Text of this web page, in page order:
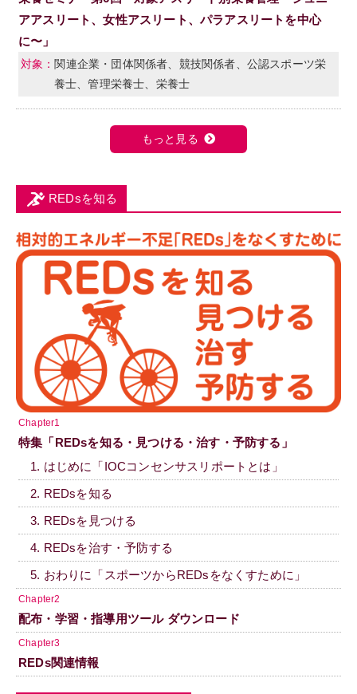
アアスリート、女性アスリート、パラアスリートを中心
に〜」
関連企業・団体関係者、競技関係者、公認スポーツ栄
養士、管理栄養士、栄養士
もっと見る
REDsを知る
Chapter1
特集「REDsを知る・見つける・治す・予防する」
1. はじめに「IOCコンセンサスリポートとは」
2. REDsを知る
3. REDsを見つける
4. REDsを治す・予防する
5. おわりに「スポーツからREDsをなくすために」
Chapter2
配布・学習・指導用ツール ダウンロード
Chapter3
REDs関連情報